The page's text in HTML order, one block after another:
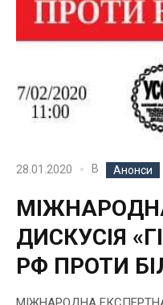
28.01.2020 В Анонси
ДИСКУСІЯ
РФ ПРОТИ